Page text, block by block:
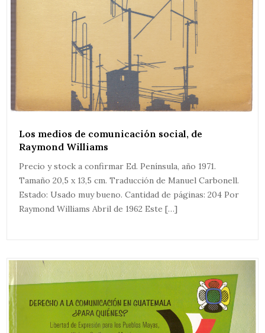
Los medios de comunicación social, de
Raymond Williams
Precio y stock a confirmar Ed. Península, año 1971.
Tamaño 20,5 x 13,5 cm. Traducción de Manuel Carbonell.
Estado: Usado muy bueno. Cantidad de páginas: 204 Por
Raymond Williams Abril de 1962 Este […]